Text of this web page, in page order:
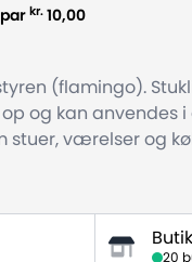
kr. 10,00
(flamingo).
og kan anvendes i
stuer, værelser og
Butik
20